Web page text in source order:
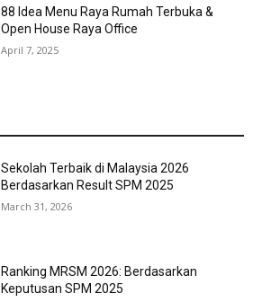
88 Idea Menu Raya Rumah Terbuka &
Open House Raya Office
April 7, 2025
Sekolah Terbaik di Malaysia 2026
Berdasarkan Result SPM 2025
March 31, 2026
Ranking MRSM 2026: Berdasarkan
Keputusan SPM 2025